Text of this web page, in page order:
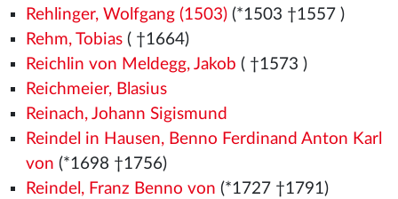
Rehlinger, Wolfgang (1503)(*1503 †1557 )
Rehm, Tobias( †1664)
Reichlin von Meldegg, Jakob ( †1573 )
Reichmeier, Blasius
Reinach, Johann Sigismund
Reindel in Hausen, Benno Ferdinand Anton Karl
von (*1698 †1756)
Reindel, Franz Benno von (*1727 †1791)